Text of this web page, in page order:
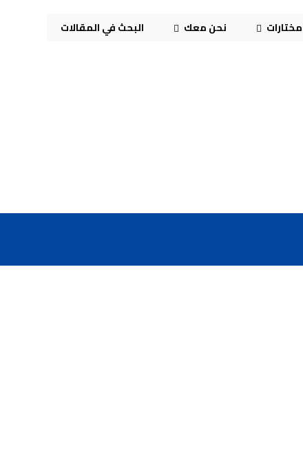
مختارات نحن معك البحث في المقالات